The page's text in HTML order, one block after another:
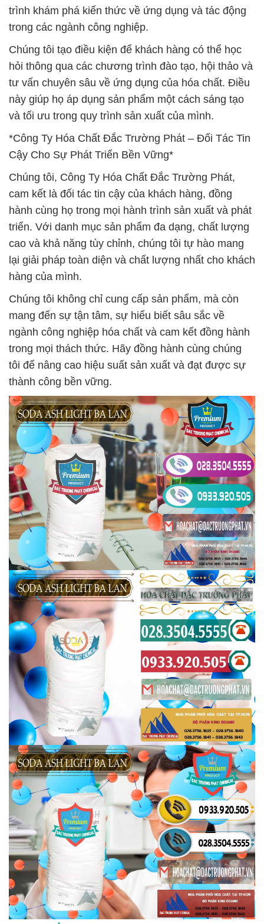
trình khám phá kiến thức về ứng dụng và tác động
trong các ngành công nghiệp.
Chúng tôi tạo điều kiện để khách hàng có thể học
hỏi thông qua các chương trình đào tạo, hội thảo và
tư vấn chuyên sâu về ứng dụng của hóa chất. Điều
này giúp họ áp dụng sản phẩm một cách sáng tạo
và tối ưu trong quy trình sản xuất của mình.
*Công Ty Hóa Chất Đắc Trường Phát – Đối Tác Tin
Cậy Cho Sự Phát Triển Bền Vững*
Chúng tôi, Công Ty Hóa Chất Đắc Trường Phát,
cam kết là đối tác tin cậy của khách hàng, đồng
hành cùng họ trong mọi hành trình sản xuất và phát
triển. Với danh mục sản phẩm đa dạng, chất lượng
cao và khả năng tùy chỉnh, chúng tôi tự hào mang
lại giải pháp toàn diện và chất lượng nhất cho khách
hàng của mình.
Chúng tôi không chỉ cung cấp sản phẩm, mà còn
mang đến sự tận tâm, sự hiểu biết sâu sắc về
ngành công nghiệp hóa chất và cam kết đồng hành
trong mọi thách thức. Hãy đồng hành cùng chúng
tôi để nâng cao hiệu suất sản xuất và đạt được sự
thành công bền vững.